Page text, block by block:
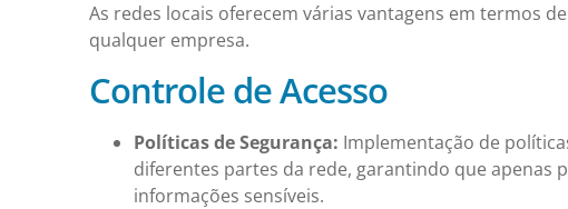
As redes locais oferecem várias vantagens em termos
qualquer empresa.
Controle de Acesso
Políticas de Segurança: Implementação de
diferentes partes da rede, garantindo que apenas
informações sensíveis.